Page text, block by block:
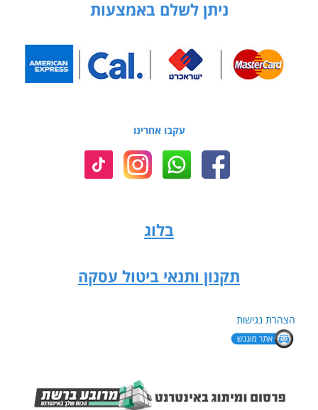
ניתן לשלם באמצעות
עקבו אחרינו
בלוג
תקנון ותנאי ביטול עסקה
הצהרת נגישות